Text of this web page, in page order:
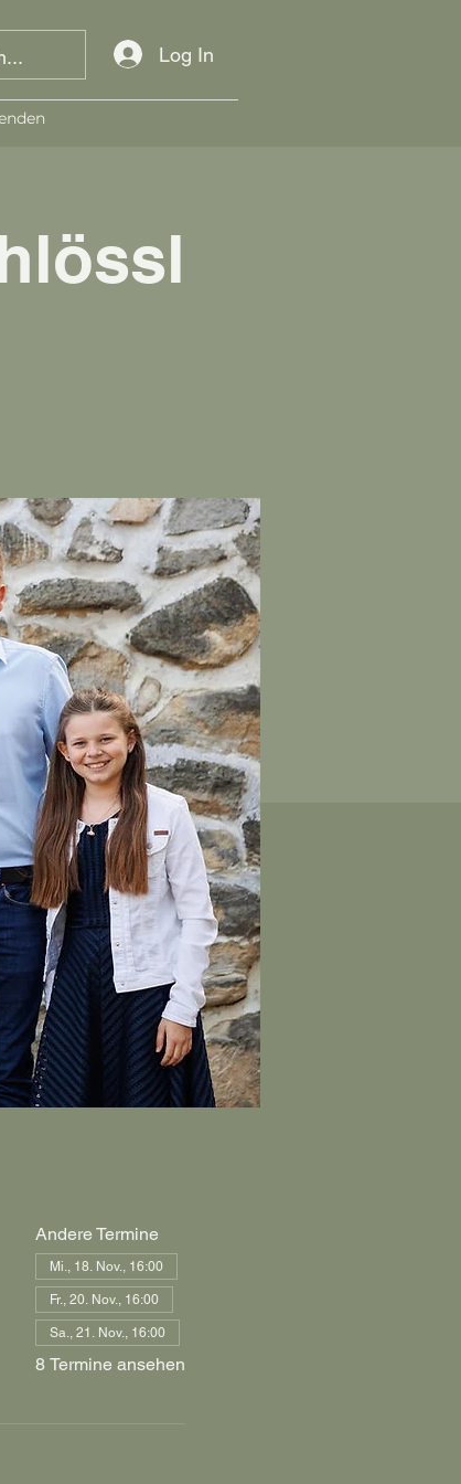
Log In
Andere Termine
Mi., 18. Nov., 16:00
Fr., 20. Nov., 16:00
Sa., 21. Nov., 16:00
8 Termine ansehen